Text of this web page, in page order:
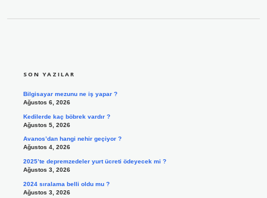
SON YAZILAR
Bilgisayar mezunu ne iş yapar ?
Ağustos 6, 2026
Kedilerde kaç böbrek vardır ?
Ağustos 5, 2026
Avanos’dan hangi nehir geçiyor ?
Ağustos 4, 2026
2025’te depremzedeler yurt ücreti ödeyecek mi ?
Ağustos 3, 2026
2024 sıralama belli oldu mu ?
Ağustos 3, 2026